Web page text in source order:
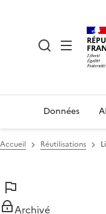
Données
Accueil Réutilisations
Archivé